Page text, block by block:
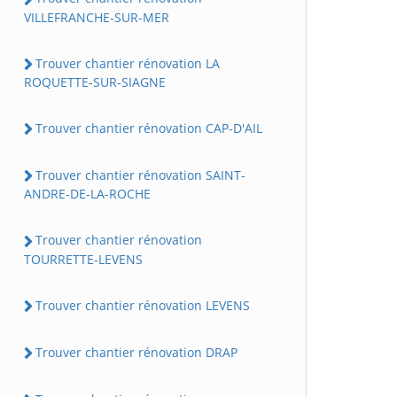
VILLEFRANCHE-SUR-MER
Trouver chantier rénovation LA
ROQUETTE-SUR-SIAGNE
Trouver chantier rénovation CAP-D'AIL
Trouver chantier rénovation SAINT-
ANDRE-DE-LA-ROCHE
Trouver chantier rénovation
TOURRETTE-LEVENS
Trouver chantier rénovation LEVENS
Trouver chantier rénovation DRAP